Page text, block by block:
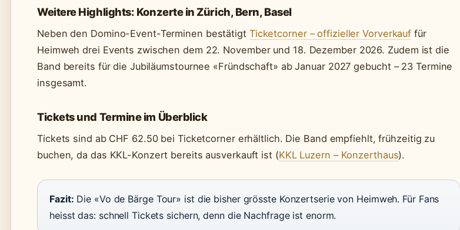
Weitere Highlights: Konzerte in Zürich, Bern, Basel
Neben den Domino-Event-Terminen bestätigt Ticketcorner – offizieller Vorverkauf für
Heimweh drei Events zwischen dem 22. November und 18. Dezember 2026. Zudem ist die
Band bereits für die Jubiläumstournee «Fründschaft» ab Januar 2027 gebucht – 23 Termine
insgesamt.
Tickets und Termine im Überblick
Tickets sind ab CHF 62.50 bei Ticketcorner erhältlich. Die Band empfiehlt, frühzeitig zu
buchen, da das KKL-Konzert bereits ausverkauft ist (KKL Luzern – Konzerthaus).
Fazit: Die «Vo de Bärge Tour» ist die bisher grösste Konzertserie von Heimweh. Für Fans
heisst das: schnell Tickets sichern, denn die Nachfrage ist enorm.